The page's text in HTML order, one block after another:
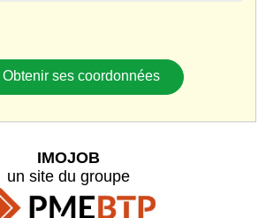
Obtenir ses coordonnées
IMOJOB
un site du groupe